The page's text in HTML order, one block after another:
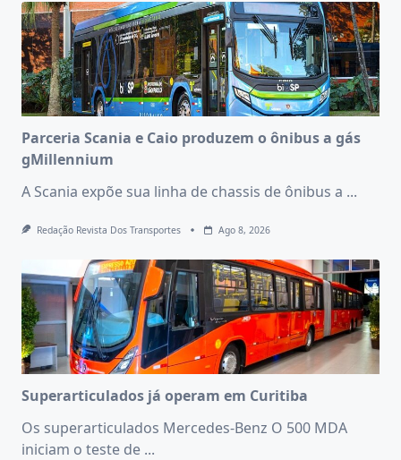
Parceria Scania e Caio produzem o ônibus a gás
gMillennium
A Scania expõe sua linha de chassis de ônibus a ...
Redação Revista Dos Transportes Ago 8, 2026
Superarticulados já operam em Curitiba
Os superarticulados Mercedes-Benz O 500 MDA
iniciam o teste de ...